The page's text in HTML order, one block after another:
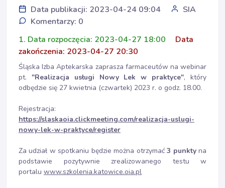
Data publikacji: 2023-04-24 09:04
SIA
Komentarzy: 0
1. Data rozpoczęcia: 2023-04-27 18:00
Data
zakończenia: 2023-04-27 20:30
Śląska Izba Aptekarska zaprasza farmaceutów na webinar
pt. "Realizacja usługi Nowy Lek w praktyce", który
odbędzie się 27 kwietnia (czwartek) 2023 r. o godz. 18.00.
Rejestracja:
https://slaskaoia.clickmeeting.com/realizacja-uslugi-
nowy-lek-w-praktyce/register
Za udział w spotkaniu będzie można otrzymać3 punktyna
podstawie pozytywnie zrealizowanego testu w
portalu www.szkolenia.katowice.oia.pl